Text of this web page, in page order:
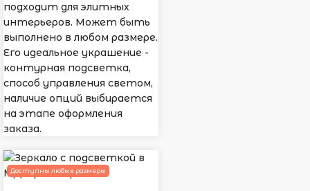
подходит для элитных
интерьеров. Может быть
выполнено в любом размере.
Его идеальное украшение -
контурная подсветка,
способ управления светом,
наличие опций выбирается
на этапе оформления
заказа.
Доступны любые размеры